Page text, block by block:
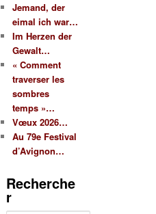
Jemand, der
eimal ich war…
Im Herzen der
Gewalt…
« Comment
traverser les
sombres
temps »…
Vœux 2026…
Au 79e Festival
d’Avignon…
Recherche
r